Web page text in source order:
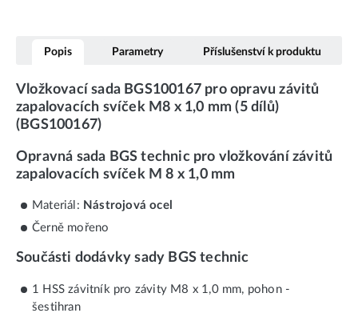
Popis Parametry Příslušenství k produktu
Vložkovací sada BGS100167 pro opravu závitů
zapalovacích svíček M8 x 1,0 mm (5 dílů)
(BGS100167)
Opravná sada BGS technic pro vložkování závitů
zapalovacích svíček M 8 x 1,0 mm
Materiál: Nástrojová ocel
Černě mořeno
Součásti dodávky sady BGS technic
1 HSS závitník pro závity M8 x 1,0 mm, pohon -
šestihran